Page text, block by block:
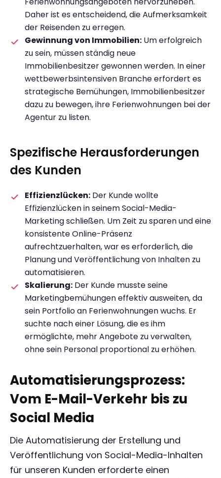
Daher ist es entscheidend, die Aufmerksamkeit
der Reisenden zu erregen.
Gewinnung von Immobilien: Um erfolgreich
zu sein, müssen ständig neue
Immobilienbesitzer gewonnen werden. In einer
wettbewerbsintensiven Branche erfordert es
strategische Bemühungen, Immobilienbesitzer
dazu zu bewegen, ihre Ferienwohnungen bei der
Agentur zu listen.
Spezifische Herausforderungen
des Kunden
Effizienzlücken: Der Kunde wollte
Effizienzlücken in seinem Social-Media-
Marketing schließen. Um Zeit zu sparen und eine
konsistente Online-Präsenz
aufrechtzuerhalten, war es erforderlich, die
Planung und Veröffentlichung von Inhalten zu
automatisieren.
Skalierung: Der Kunde musste seine
Marketingbemühungen effektiv ausweiten, da
sein Portfolio an Ferienwohnungen wuchs. Er
suchte nach einer Lösung, die es ihm
ermöglichte, mehr Angebote zu verwalten,
ohne sein Personal proportional zu erhöhen.
Automatisierungsprozess:
Vom E-Mail-Verkehr bis zu
Social Media
Die Automatisierung der Erstellung und
Veröffentlichung von Social-Media-Inhalten
für unseren Kunden erforderte einen